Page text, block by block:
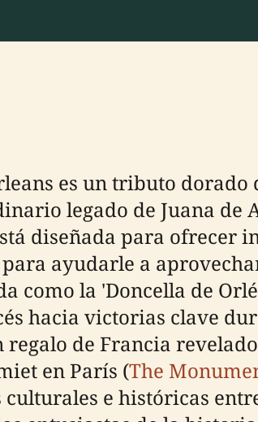
es un tributo
legado de Juana de
diseñada para ofrecer
ayudarle a
como la 'Doncella de
hacia victorias clave
de Francia
en París (The
e históricas